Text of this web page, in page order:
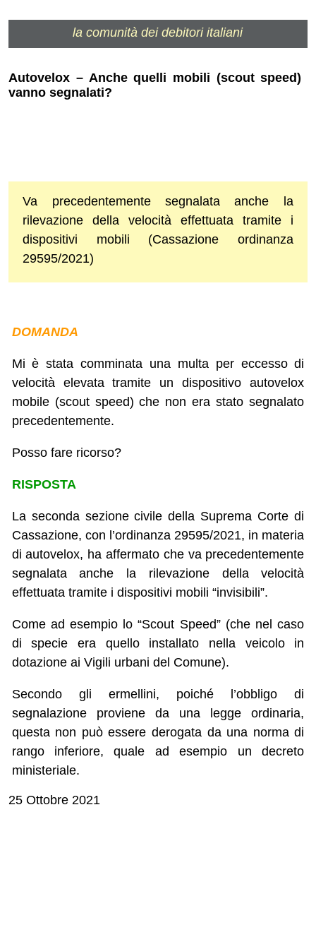
la comunità dei debitori italiani
Autovelox – Anche quelli mobili (scout speed)
vanno segnalati?
Va precedentemente segnalata anche la
rilevazione della velocità effettuata tramite i
dispositivi mobili (Cassazione ordinanza
29595/2021)
DOMANDA
Mi è stata comminata una multa per eccesso di
velocità elevata tramite un dispositivo autovelox
mobile (scout speed) che non era stato segnalato
precedentemente.
Posso fare ricorso?
RISPOSTA
La seconda sezione civile della Suprema Corte di
Cassazione, con l’ordinanza 29595/2021, in materia
di autovelox, ha affermato che va precedentemente
segnalata anche la rilevazione della velocità
effettuata tramite i dispositivi mobili “invisibili”.
Come ad esempio lo “Scout Speed” (che nel caso
di specie era quello installato nella veicolo in
dotazione ai Vigili urbani del Comune).
Secondo gli ermellini, poiché l’obbligo di
segnalazione proviene da una legge ordinaria,
questa non può essere derogata da una norma di
rango inferiore, quale ad esempio un decreto
ministeriale.
25 Ottobre 2021